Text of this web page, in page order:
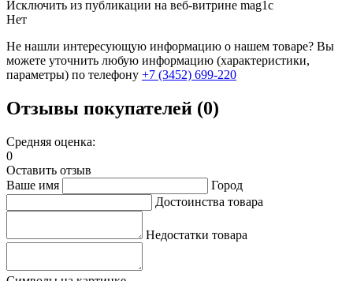
Исключить из публикации на веб-витрине mag1c
Нет
Не нашли интересующую информацию о нашем товаре? Вы
можете уточнить любую информацию (характеристики,
параметры) по телефону +7 (3452) 699-220
Отзывы покупателей (0)
Средняя оценка:
0
Оставить отзыв
Ваше имя
Город
Достоинства товара
Недостатки товара